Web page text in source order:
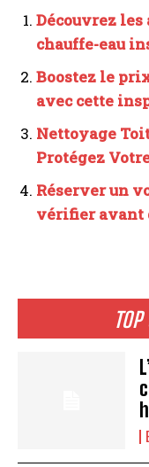
Découvrez les
chauffe-eau
Boostez le
avec cette
Nettoyage
Protégez
Réserver un
vérifier avant